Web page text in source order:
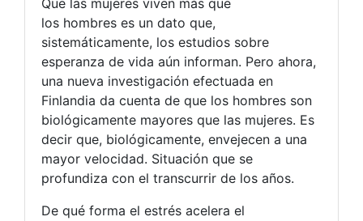
Que las mujeres viven más que
los hombres es un dato que,
sistemáticamente, los estudios sobre
esperanza de vida aún informan. Pero ahora,
una nueva investigación efectuada en
Finlandia da cuenta de que los hombres son
biológicamente mayores que las mujeres. Es
decir que, biológicamente, envejecen a una
mayor velocidad. Situación que se
profundiza con el transcurrir de los años.
De qué forma el estrés acelera el